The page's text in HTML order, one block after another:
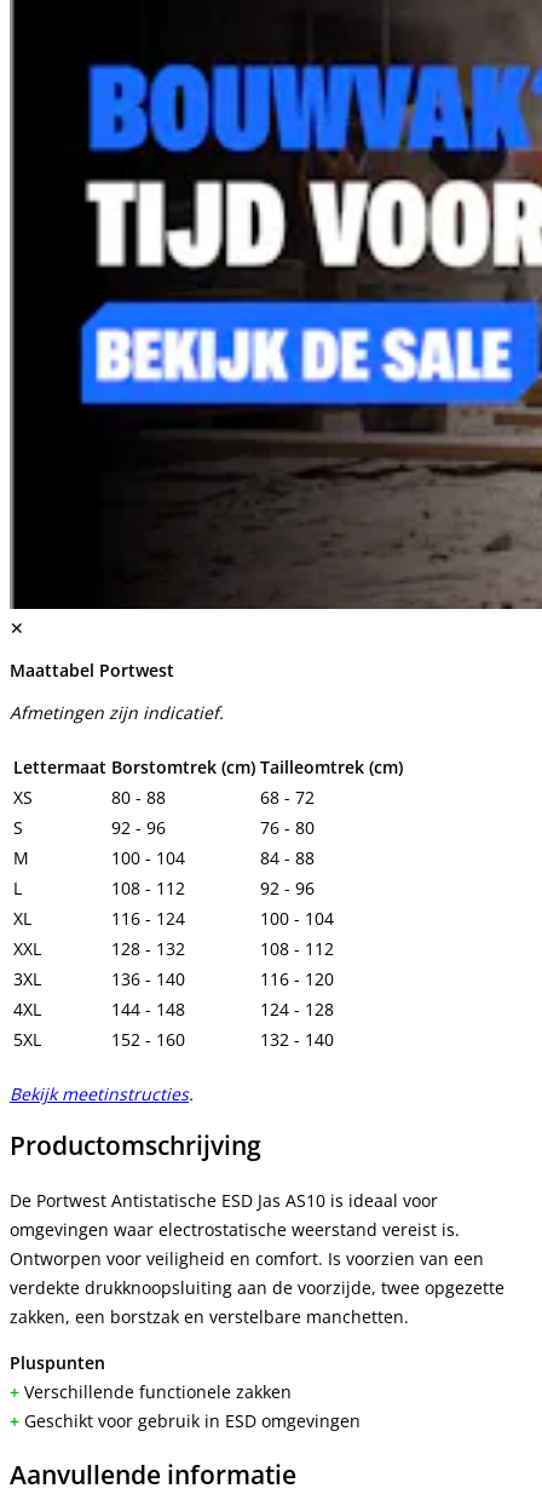
✕
Maattabel Portwest
Afmetingen zijn indicatief.
Lettermaat Borstomtrek (cm) Tailleomtrek (cm)
XS
80 - 88
68 - 72
S
92 - 96
76 - 80
M
100 - 104
84 - 88
L
108 - 112
92 - 96
XL
116 - 124
100 - 104
XXL
128 - 132
108 - 112
3XL
136 - 140
116 - 120
4XL
144 - 148
124 - 128
5XL
152 - 160 132 - 140
Bekijk meetinstructies.
Productomschrijving
De Portwest Antistatische ESD Jas AS10 is ideaal voor
omgevingen waar electrostatische weerstand vereist is.
Ontworpen voor veiligheid en comfort. Is voorzien van een
verdekte drukknoopsluiting aan de voorzijde, twee opgezette
zakken, een borstzak en verstelbare manchetten.
Pluspunten
+ Verschillende functionele zakken
+ Geschikt voor gebruik in ESD omgevingen
Aanvullende informatie